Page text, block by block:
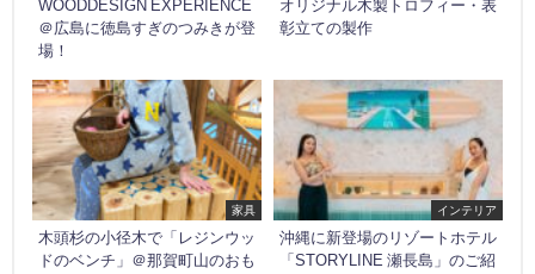
WOODDESIGN EXPERIENCE
＠広島に徳島すぎのつみきが登
場！
オリジナル木製トロフィー・表
彰立ての製作
家具
木頭杉の小径木で「レジンウッ
ドのベンチ」＠那賀町山のおも
インテリア
沖縄に新登場のリゾートホテル
「STORYLINE 瀬長島」のご紹